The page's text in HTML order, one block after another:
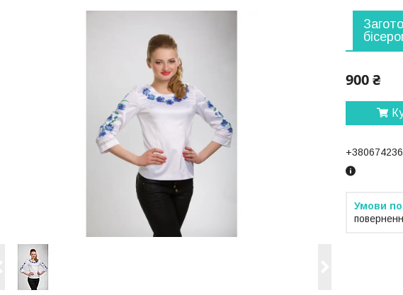
900 ₴